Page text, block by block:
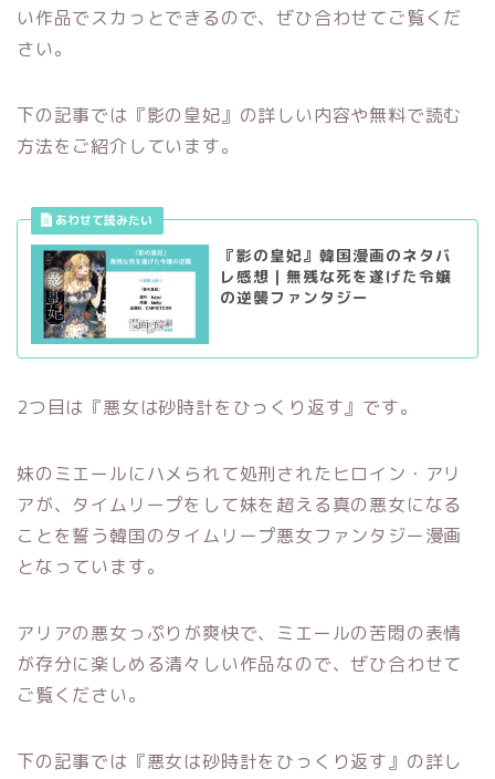
い作品でスカっとできるので、ぜひ合わせてご覧くだ
さい。
下の記事では『影の皇妃』の詳しい内容や無料で読む
方法をご紹介しています。
『影の皇妃』韓国漫画のネタバ
レ感想｜無残な死を遂げた令嬢
の逆襲ファンタジー
2つ目は『悪女は砂時計をひっくり返す』です。
妹のミエールにハメられて処刑されたヒロイン・アリ
アが、タイムリープをして妹を超える真の悪女になる
ことを誓う韓国のタイムリープ悪女ファンタジー漫画
となっています。
アリアの悪女っぷりが爽快で、ミエールの苦悶の表情
が存分に楽しめる清々しい作品なので、ぜひ合わせて
ご覧ください。
下の記事では『悪女は砂時計をひっくり返す』の詳し